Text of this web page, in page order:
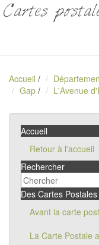
Cartes
Accueil /
Gap / L'Avenue
Accueil
Retour à l'accueil
Rechercher
Des Cartes
Avant la carte
La Carte Postale